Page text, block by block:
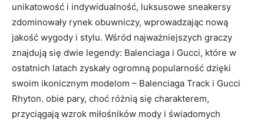
unikatowość i indywidualność, luksusowe sneakersy
zdominowały rynek obuwniczy, wprowadzając nową
jakość wygody i stylu. Wśród najważniejszych graczy
znajdują się dwie legendy: Balenciaga i Gucci, które w
ostatnich latach zyskały ogromną popularność dzięki
swoim ikonicznym modelom – Balenciaga Track i Gucci
Rhyton. obie pary, choć różnią się charakterem,
przyciągają wzrok miłośników mody i świadomych